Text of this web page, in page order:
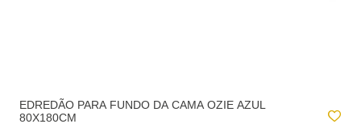
EDREDÃO PARA FUNDO DA CAMA OZIE AZUL
80X180CM